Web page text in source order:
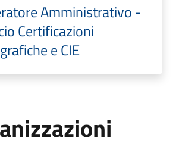
Amministrativo -
Certificazioni
e CIE